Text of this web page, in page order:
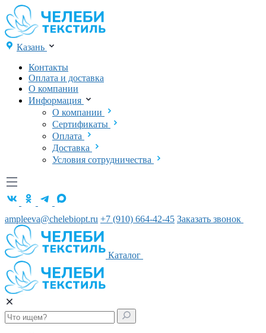
Казань
Контакты
Оплата и доставка
О компании
Информация
О компании
Сертификаты
Оплата
Доставка
Условия сотрудничества
ampleeva@chelebiopt.ru +7 (910) 664-42-45 Заказать звонок
Каталог